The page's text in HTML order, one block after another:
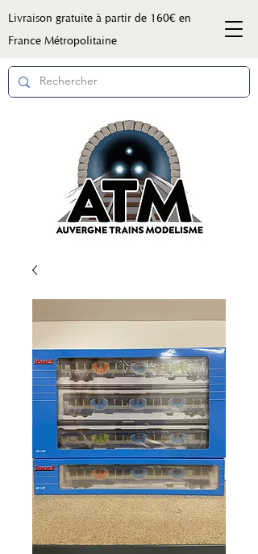
Livraison gratuite à partir de 160€ en
France Métropolitaine